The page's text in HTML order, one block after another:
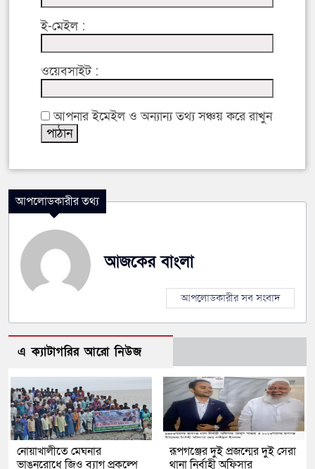
ই-মেইল :
ওয়েবসাইট :
আপনার ইমেইল ও অন্যান্য তথ্য সঞ্চয় করে রাখুন
আপলোডকারীর তথ্য
আজকের বাংলা
আপলোডকারীর সব সংবাদ
এ ক্যাটাগরির আরো নিউজ
নোয়াখালীতে মেঘনার
ভাঙনরোধে জিও ব্যাগ প্রকল্পে
রূপগঞ্জের দুই প্রজন্মের দুই সেরা
থানা নির্বাহী অফিসার